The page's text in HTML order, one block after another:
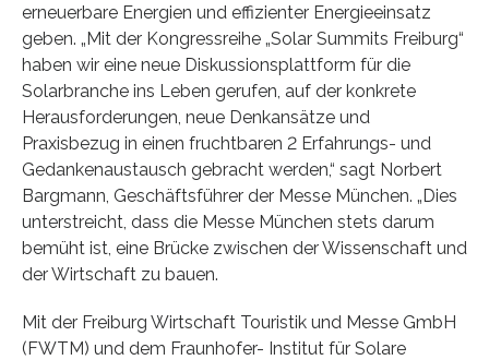
erneuerbare Energien und effizienter Energieeinsatz
geben. „Mit der Kongressreihe „Solar Summits Freiburg“
haben wir eine neue Diskussionsplattform für die
Solarbranche ins Leben gerufen, auf der konkrete
Herausforderungen, neue Denkansätze und
Praxisbezug in einen fruchtbaren 2 Erfahrungs- und
Gedankenaustausch gebracht werden,“ sagt Norbert
Bargmann, Geschäftsführer der Messe München. „Dies
unterstreicht, dass die Messe München stets darum
bemüht ist, eine Brücke zwischen der Wissenschaft und
der Wirtschaft zu bauen.
Mit der Freiburg Wirtschaft Touristik und Messe GmbH
(FWTM) und dem Fraunhofer- Institut für Solare